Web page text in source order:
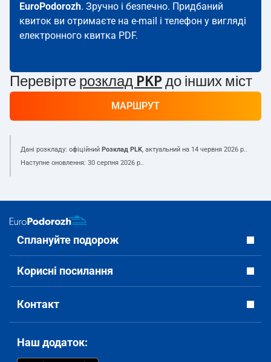
EuroPodorozh. Зручно і безпечно. Придбаний
квиток ви отримаєте на e-mail і телефон у вигляді
електронного квитка PDF.
Перевірте розклад PKP до інших міст
МАРШРУТ
Дані розкладу: офіційний Розклад PLK, актуальний на 14 червня 2026 р..
Наступне оновлення: 30 серпня 2026 р..
Сплануйте подорож
Корисні посилання
Контакт
Наш додаток: